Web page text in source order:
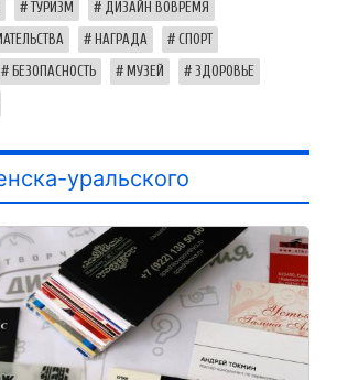
ТУРИЗМ ДИЗАЙН ВОВРЕМЯ
НАГРАДА СПОРТ
БЕЗОПАСНОСТЬ МУЗЕЙ ЗДОРОВЬЕ
уральского